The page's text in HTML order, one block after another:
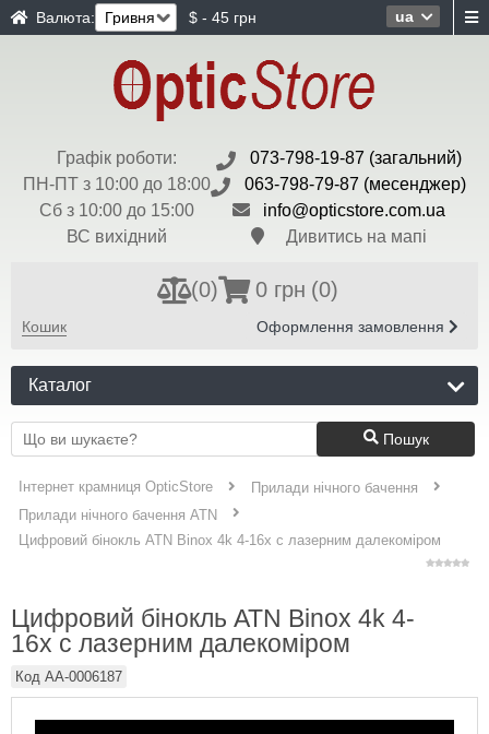
ua
Валюта: $ - 45 грн
Графік роботи:
ПН-ПТ з 10:00 до 18:00
Сб з 10:00 до 15:00
ВС вихідний
073-798-19-87 (загальний)
063-798-79-87 (месенджер)
info@opticstore.com.ua
Дивитись на мапі
(0) 0 грн (0)
Кошик Оформлення замовлення
Каталог
Пошук
Інтернет крамниця OpticStore
Прилади нічного бачення
Прилади нічного бачення ATN
Цифровий бінокль ATN Binox 4k 4-16x c лазерним далекоміром
Цифровий бінокль ATN Binox 4k 4-
16x c лазерним далекоміром
Код AA-0006187